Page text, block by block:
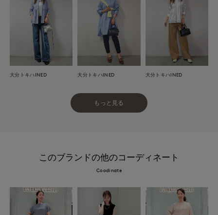
大分トキハINED 大分トキハINED 大分トキハINED
もっと見る
このブランドの他のコーディネート
Coodinate